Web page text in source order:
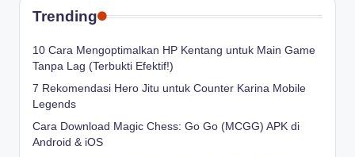
Trending
10 Cara Mengoptimalkan HP Kentang untuk Main Game
Tanpa Lag (Terbukti Efektif!)
7 Rekomendasi Hero Jitu untuk Counter Karina Mobile
Legends
Cara Download Magic Chess: Go Go (MCGG) APK di
Android & iOS